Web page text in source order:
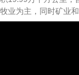
业为主，同时矿业